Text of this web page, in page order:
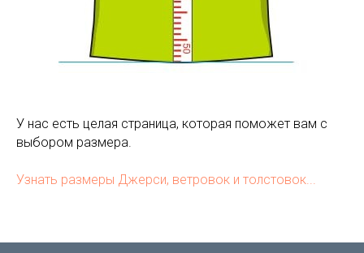
У нас есть целая страница, которая поможет вам с
выбором размера.
Узнать размеры Джерси, ветровок и толстовок...